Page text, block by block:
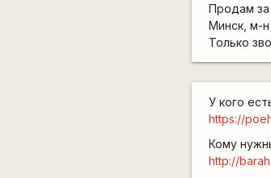
Продам
Минск, м-
Только
У кого
https://
Кому
http://